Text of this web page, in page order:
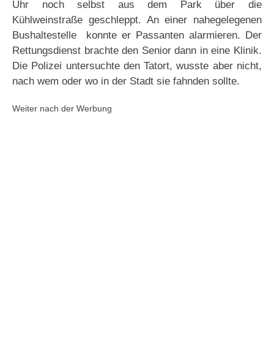
Uhr noch selbst aus dem Park über die
Kühlweinstraße geschleppt. An einer nahegelegenen
Bushaltestelle konnte er Passanten alarmieren. Der
Rettungsdienst brachte den Senior dann in eine Klinik.
Die Polizei untersuchte den Tatort, wusste aber nicht,
nach wem oder wo in der Stadt sie fahnden sollte.
Weiter nach der Werbung